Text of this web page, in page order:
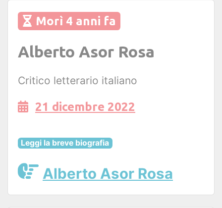
Morì 4 anni fa
Alberto Asor Rosa
Critico letterario italiano
21 dicembre 2022
Leggi la breve biografia
Alberto Asor Rosa